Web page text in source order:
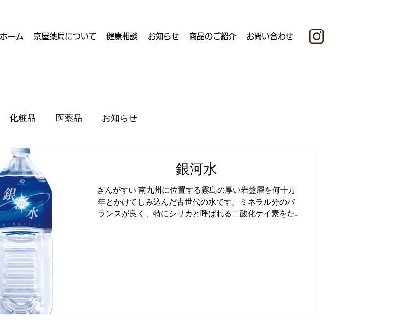
ホーム 京屋薬局について 健康相談 お知らせ 商品のご紹介 お問い合わせ
化粧品 医薬品 お知らせ
銀河水
ぎんがすい 南九州に位置する霧島の厚い岩盤層を何十万
年とかけてしみ込んだ古世代の水です。ミネラル分のバ
ランスが良く、特にシリカと呼ばれる二酸化ケイ素をた